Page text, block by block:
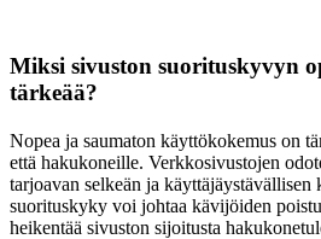
Miksi sivuston suorituskyvyn
tärkeää?
Nopea ja saumaton käyttökokemus on
että hakukoneille. Verkkosivustojen
tarjoavan selkeän ja
suorituskyky voi johtaa kävijöiden
heikentää sivuston sijoitusta